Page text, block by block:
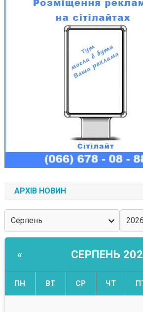
АРХІВ НОВИН
« СЕРПЕНЬ
ПН ВТ СР ЧТ